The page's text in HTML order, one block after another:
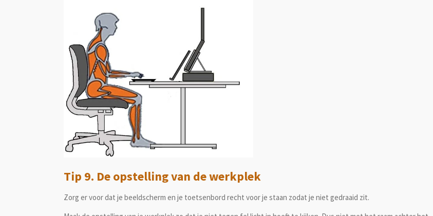
Tip 9. De opstelling van de werkplek
Zorg er voor dat je beeldscherm en je toetsenbord recht voor je staan zodat je niet gedraaid zit.